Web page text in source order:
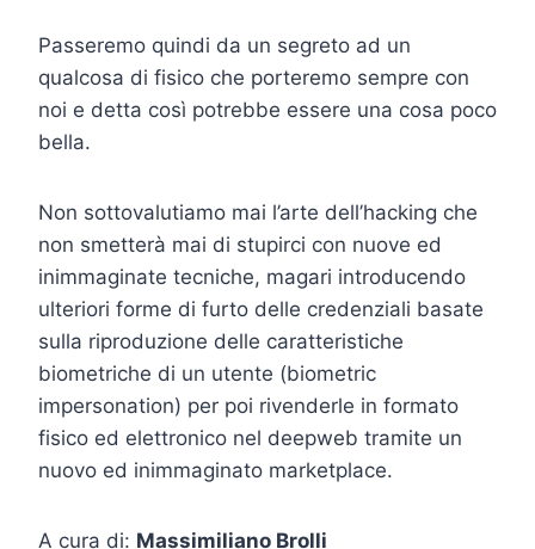
Passeremo quindi da un segreto ad un
qualcosa di fisico che porteremo sempre con
noi e detta così potrebbe essere una cosa poco
bella.
Non sottovalutiamo mai l’arte dell’hacking che
non smetterà mai di stupirci con nuove ed
inimmaginate tecniche, magari introducendo
ulteriori forme di furto delle credenziali basate
sulla riproduzione delle caratteristiche
biometriche di un utente (biometric
impersonation) per poi rivenderle in formato
fisico ed elettronico nel deepweb tramite un
nuovo ed inimmaginato marketplace.
A cura di: Massimiliano Brolli